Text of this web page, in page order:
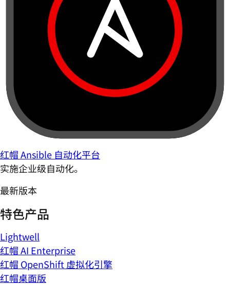
红帽 Ansible 自动化平台
实施企业级自动化。
最新版本
特色产品
Lightwell
红帽 AI Enterprise
红帽 OpenShift 虚拟化引擎
红帽桌面版